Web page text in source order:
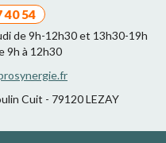
40 54
de 9h-12h30 et 13h30-19h
9h à 12h30
Cuit - 79120 LEZAY